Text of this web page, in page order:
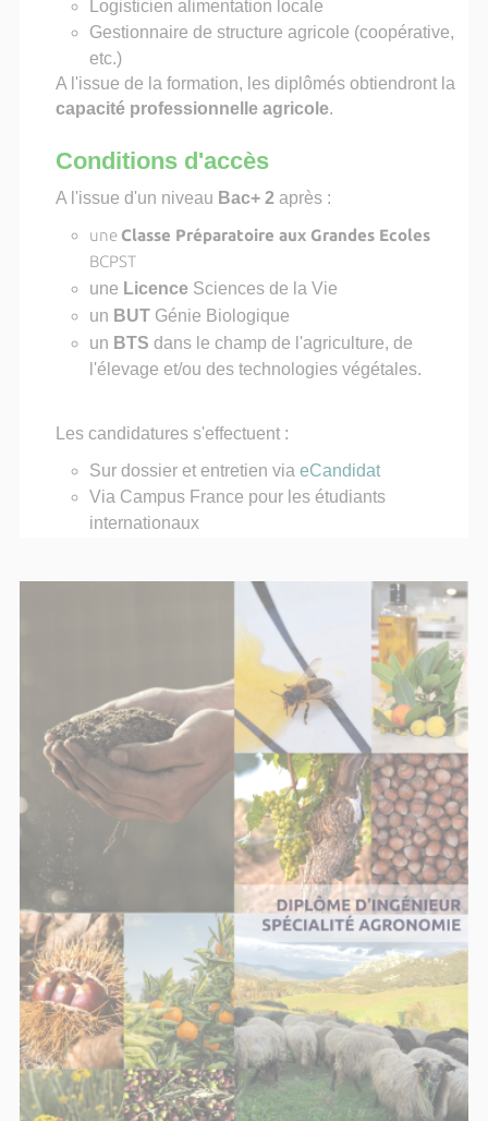
Logisticien alimentation locale
Gestionnaire de structure agricole (coopérative,
etc.)
A l'issue de la formation, les diplômés obtiendront la
capacité professionnelle agricole.
Conditions d'accès
A l'issue d'un niveau Bac+ 2 après :
une Classe Préparatoire aux Grandes Ecoles
BCPST
une LicenceSciences de la Vie
un BUT Génie Biologique
un BTS dans le champ de l'agriculture, de
l'élevage et/ou des technologies végétales.
Les candidatures s'effectuent :
Sur dossier et entretien via eCandidat
Via Campus France pour les étudiants
internationaux